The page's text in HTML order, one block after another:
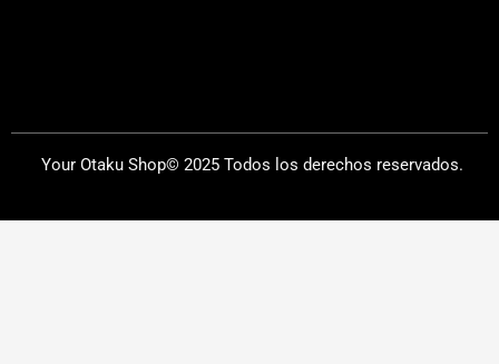
Your Otaku Shop© 2025 Todos los derechos reservados.